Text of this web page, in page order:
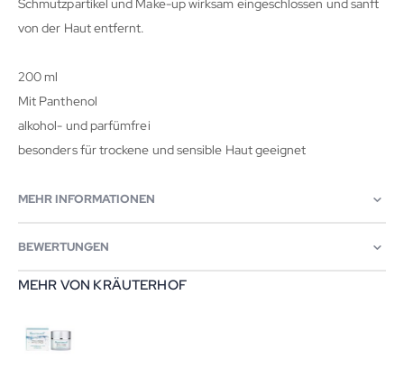
Schmutzpartikel und Make-up wirksam eingeschlossen und sanft
von der Haut entfernt.
200 ml
Mit Panthenol
alkohol- und parfümfrei
besonders für trockene und sensible Haut geeignet
MEHR INFORMATIONEN
BEWERTUNGEN
MEHR VON KRÄUTERHOF